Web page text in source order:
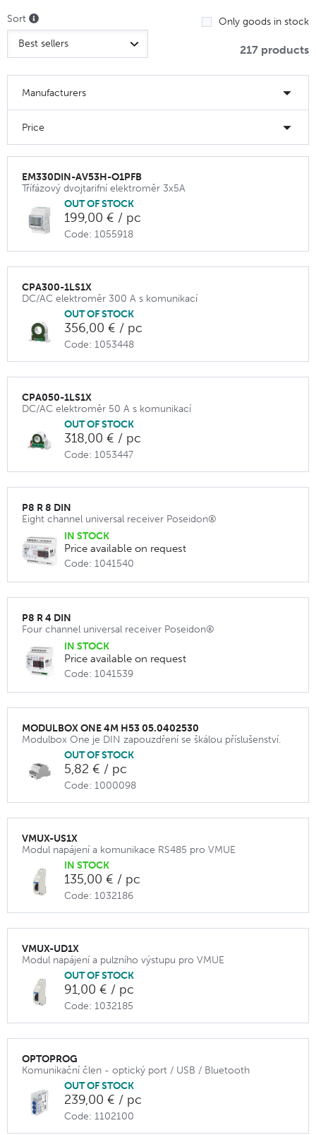
Sort Only goods in stock
217 products
Manufacturers
Price
EM330DIN-AV53H-O1PFB
Třífázový dvojtarifní elektroměr 3x5A
OUT OF STOCK
199,00 € / pc
Code: 1055918
CPA300-1LS1X
DC/AC elektroměr 300 A s komunikací
OUT OF STOCK
356,00 € / pc
Code: 1053448
CPA050-1LS1X
DC/AC elektroměr 50 A s komunikací
OUT OF STOCK
318,00 € / pc
Code: 1053447
P8 R 8 DIN
Eight channel universal receiver Poseidon®
IN STOCK
Price available on request
Code: 1041540
P8 R 4 DIN
Four channel universal receiver Poseidon®
IN STOCK
Price available on request
Code: 1041539
MODULBOX ONE 4M H53 05.0402530
Modulbox One je DIN zapouzdření se škálou příslušenství.
OUT OF STOCK
5,82 € / pc
Code: 1000098
VMUX-US1X
Modul napájení a komunikace RS485 pro VMUE
IN STOCK
135,00 € / pc
Code: 1032186
VMUX-UD1X
Modul napájení a pulzního výstupu pro VMUE
OUT OF STOCK
91,00 € / pc
Code: 1032185
OPTOPROG
Komunikační člen - optický port / USB / Bluetooth
OUT OF STOCK
239,00 € / pc
Code: 1102100